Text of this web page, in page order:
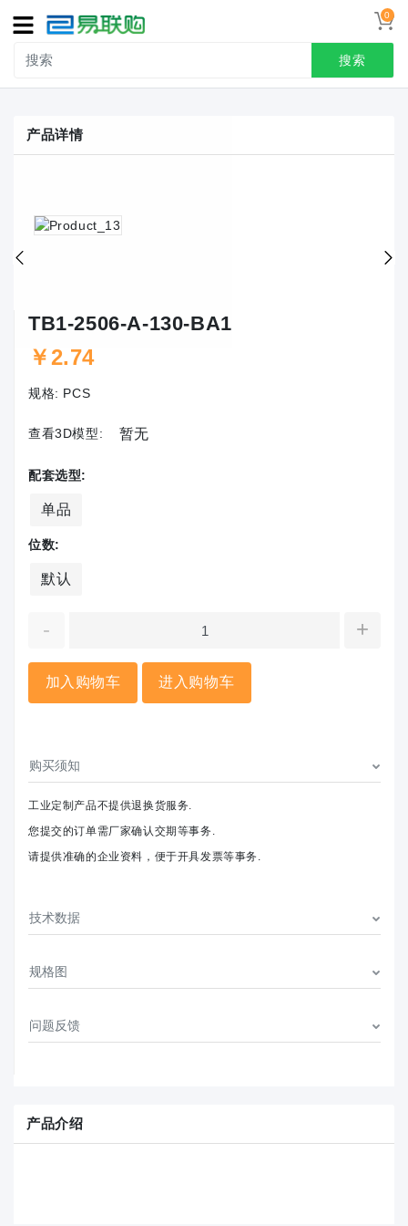
0
搜索
导
航
接线端子
联系我们
产品详情
TB1-2506-A-130-BA1
￥2.74
规格: PCS
查看3D模型: 暂无
配套选型:
单品
位数:
默认
- +
加入购物车 进入购物车
购买须知
工业定制产品不提供退换货服务.
您提交的订单需厂家确认交期等事务.
请提供准确的企业资料，便于开具发票等事务.
技术数据
规格图
问题反馈
产品介绍